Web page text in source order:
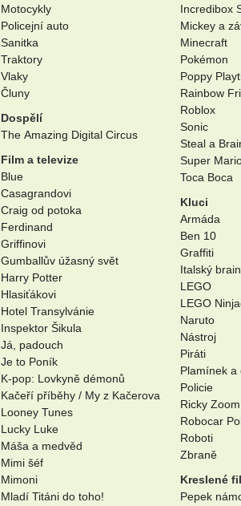
Motocykly
Policejní auto
Sanitka
Traktory
Vlaky
Čluny
Dospělí
The Amazing Digital Circus
Film a televize
Blue
Casagrandovi
Craig od potoka
Ferdinand
Griffinovi
Gumballův úžasný svět
Harry Potter
Hlasiťákovi
Hotel Transylvánie
Inspektor Šikula
Já, padouch
Je to Poník
K-pop: Lovkyně démonů
Kačeří příběhy / My z Kačerova
Looney Tunes
Lucky Luke
Máša a medvěd
Mimi šéf
Mimoni
Mladí Titáni do toho!
Incredibox
Mickey a
Minecraft
Pokémon
Poppy
Rainbow
Roblox
Sonic
Steal a
Super
Toca Boca
Kluci
Armáda
Ben 10
Graffiti
Italský
LEGO
LEGO
Naruto
Nástroj
Piráti
Plamínek a
Policie
Ricky Zoom
Robocar
Roboti
Zbraně
Kreslené
Pepek